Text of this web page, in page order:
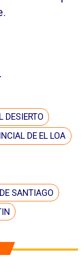
DESIERTO
DE EL LOA
SANTIAGO